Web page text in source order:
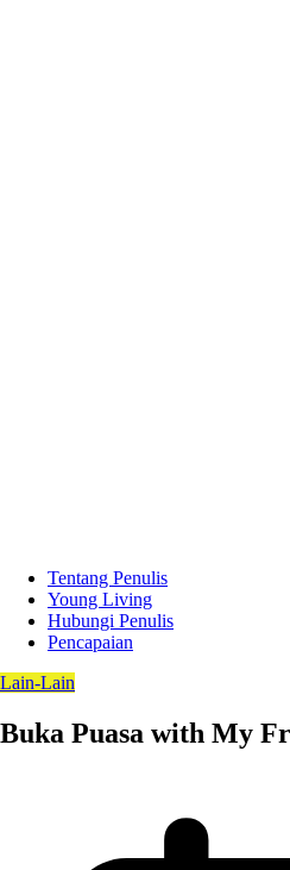
Tentang Penulis
Young Living
Hubungi Penulis
Pencapaian
Lain-Lain
Buka Puasa with My